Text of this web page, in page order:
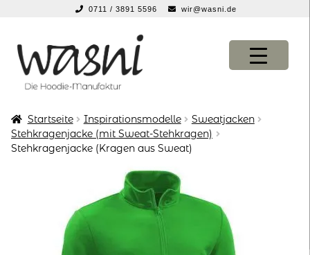
0711 / 3891 5596 wir@wasni.de
Navigation
springen
Inhalt
springen
KONFIGURATOR
KONFIGURATOR
Startseite Inspirationsmodelle
Sweatjacken
Stehkragenjacke (mit Sweat-Stehkragen)
Stehkragenjacke (Kragen aus Sweat)